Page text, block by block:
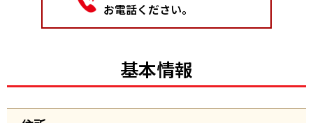
お電話ください。
基本情報